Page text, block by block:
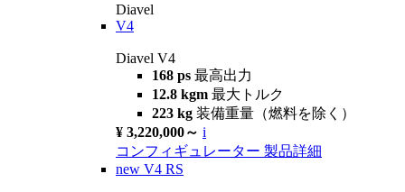
Diavel
V4
Diavel V4
168 ps 最高出力
12.8 kgm 最大トルク
223 kg 装備重量（燃料を除く）
¥ 3,220,000～ i
コンフィギュレーター 製品詳細
new V4 RS